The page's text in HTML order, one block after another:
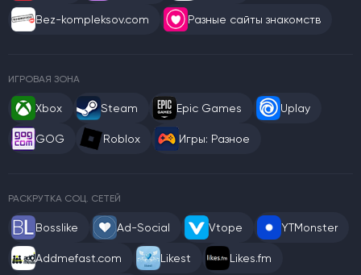
Bez-kompleksov.com Разные сайты знакомств
ИГРОВАЯ ЗОНА
Xbox Steam Epic Games Uplay
GOG Roblox Игры: Разное
РАСКРУТКА СОЦ. СЕТЕЙ
Bosslike Ad-Social Vtope YTMonster
Addmefast.com Likest Likes.fm